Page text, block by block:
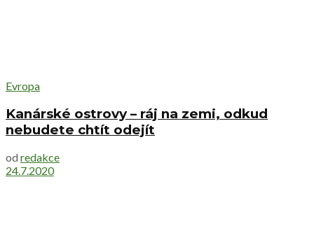
Evropa
Kanárské ostrovy – ráj na zemi, odkud
nebudete chtít odejít
od redakce
24.7.2020